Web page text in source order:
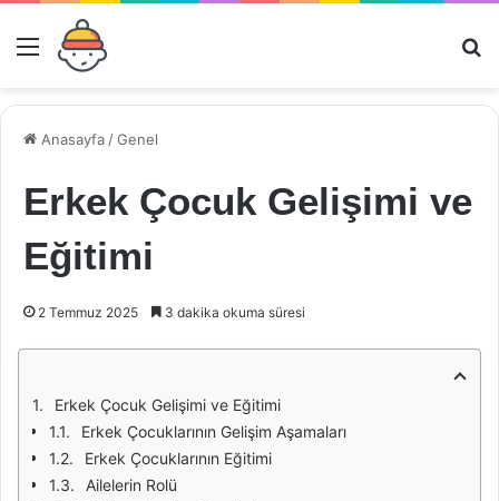
Menü
Anasayfa /Genel
Erkek Çocuk Gelişimi ve
Eğitimi
2 Temmuz 2025 3 dakika okuma süresi
Erkek Çocuk Gelişimi ve Eğitimi
Erkek Çocuklarının Gelişim Aşamaları
Erkek Çocuklarının Eğitimi
Ailelerin Rolü